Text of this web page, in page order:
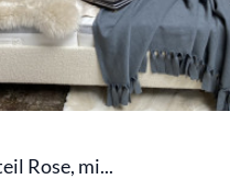
Rose, mi...